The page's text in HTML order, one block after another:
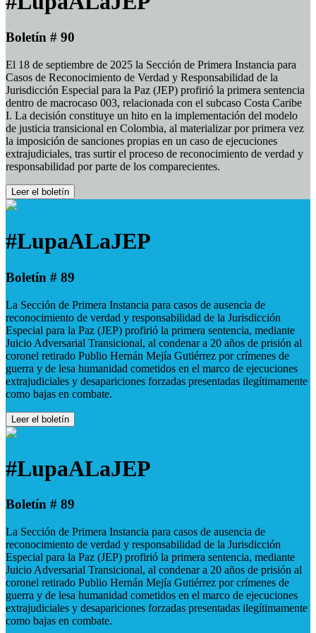
Boletín # 90
El 18 de septiembre de 2025 la Sección de Primera Instancia para
Casos de Reconocimiento de Verdad y Responsabilidad de la
Jurisdicción Especial para la Paz (JEP) profirió la primera sentencia
dentro de macrocaso 003, relacionada con el subcaso Costa Caribe
I. La decisión constituye un hito en la implementación del modelo
de justicia transicional en Colombia, al materializar por primera vez
la imposición de sanciones propias en un caso de ejecuciones
extrajudiciales, tras surtir el proceso de reconocimiento de verdad y
responsabilidad por parte de los comparecientes.
Leer el boletín
#LupaALaJEP
Boletín # 89
La Sección de Primera Instancia para casos de ausencia de
reconocimiento de verdad y responsabilidad de la Jurisdicción
Especial para la Paz (JEP) profirió la primera sentencia, mediante
Juicio Adversarial Transicional, al condenar a 20 años de prisión al
coronel retirado Publio Hernán Mejía Gutiérrez por crímenes de
guerra y de lesa humanidad cometidos en el marco de ejecuciones
extrajudiciales y desapariciones forzadas presentadas ilegítimamente
como bajas en combate.
Leer el boletín
#LupaALaJEP
Boletín # 89
La Sección de Primera Instancia para casos de ausencia de
reconocimiento de verdad y responsabilidad de la Jurisdicción
Especial para la Paz (JEP) profirió la primera sentencia, mediante
Juicio Adversarial Transicional, al condenar a 20 años de prisión al
coronel retirado Publio Hernán Mejía Gutiérrez por crímenes de
guerra y de lesa humanidad cometidos en el marco de ejecuciones
extrajudiciales y desapariciones forzadas presentadas ilegítimamente
como bajas en combate.